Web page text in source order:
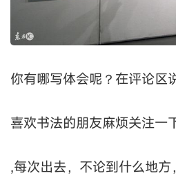
你有哪写体会呢？在评论区
喜欢书法的朋友麻烦关注一
,每次出去，不论到什么地